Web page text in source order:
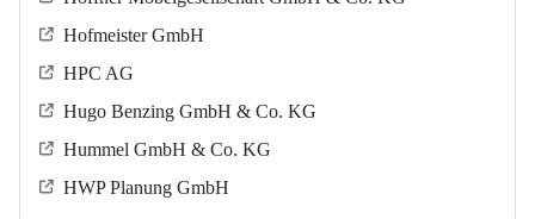
Hofmeister GmbH
HPC AG
Hugo Benzing GmbH & Co. KG
Hummel GmbH & Co. KG
HWP Planung GmbH